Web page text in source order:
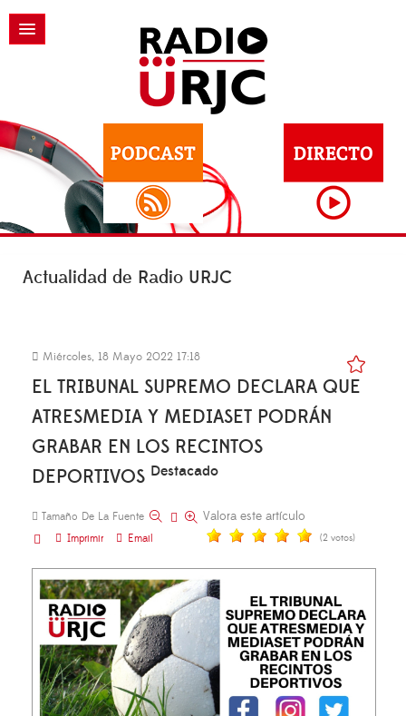
Actualidad de Radio URJC
Miércoles, 18 Mayo 2022 17:18
EL TRIBUNAL SUPREMO DECLARA QUE
ATRESMEDIA Y MEDIASET PODRÁN
GRABAR EN LOS RECINTOS
DEPORTIVOS Destacado
Tamaño De La Fuente
Imprimir
Email
Valora este artículo
(2 votos)